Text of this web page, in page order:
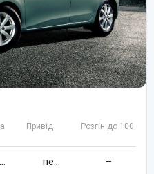
Привід Розгін до 100 км/
варіатор передній –